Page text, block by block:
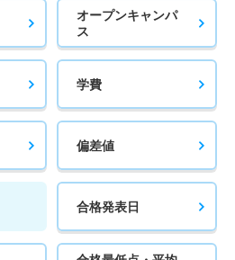
オープンキャンパ
ス
学費
偏差値
合格発表日